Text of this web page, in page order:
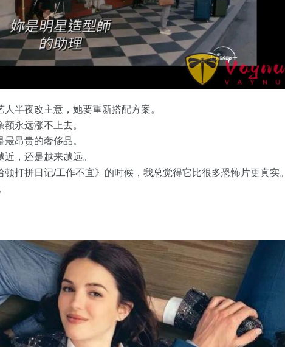
半夜改主意，她要重新搭配方案。
永远涨不上去。
昂贵的奢侈品。
，还是越来越远。
打拼日记/工作不宜》的时候，我总觉得它比很多恐怖片更真实。